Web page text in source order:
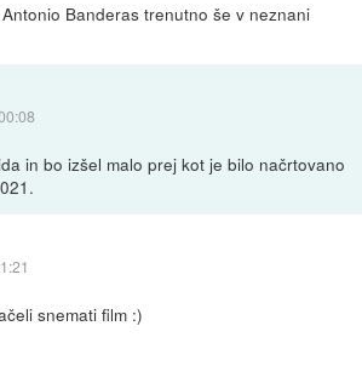
Banderas trenutno še v neznani
in bo izšel malo prej kot je bilo načrtovano
snemati film :)